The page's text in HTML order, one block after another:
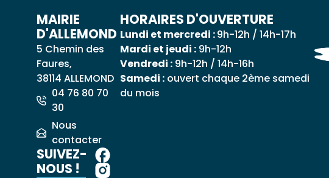
MAIRIE
D'ALLEMOND
5 Chemin des
Faures,
38114 ALLEMOND
04 76 80 70
30
Nous
contacter
SUIVEZ-
NOUS !
HORAIRES D'OUVERTURE
Lundi et mercredi :9h-12h / 14h-17h
Mardi et jeudi :9h-12h
Vendredi :9h-12h / 14h-16h
Samedi :ouvert chaque 2ème samedi
du mois